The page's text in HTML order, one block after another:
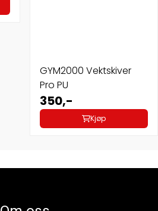
GYM2000 Vektskiver
Pro PU
350,-
Kjøp